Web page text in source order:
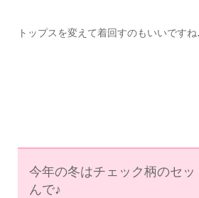
トップスを変えて着回すのもいいですね
今年の冬はチェック柄のセッ
んで♪